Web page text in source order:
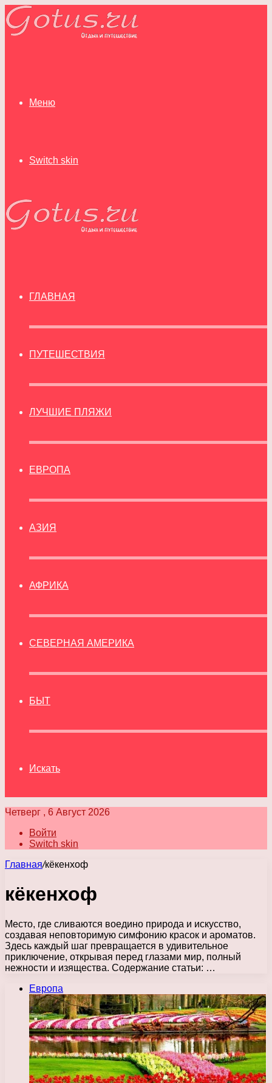
Меню
Switch skin
ГЛАВНАЯ
ПУТЕШЕСТВИЯ
ЛУЧШИЕ ПЛЯЖИ
ЕВРОПА
АЗИЯ
АФРИКА
СЕВЕРНАЯ АМЕРИКА
БЫТ
Искать
Четверг , 6 Август 2026
Войти
Switch skin
Главная/кёкенхоф
кёкенхоф
Место, где сливаются воедино природа и искусство,
создавая неповторимую симфонию красок и ароматов.
Здесь каждый шаг превращается в удивительное
приключение, открывая перед глазами мир, полный
нежности и изящества. Содержание статьи: …
Европа